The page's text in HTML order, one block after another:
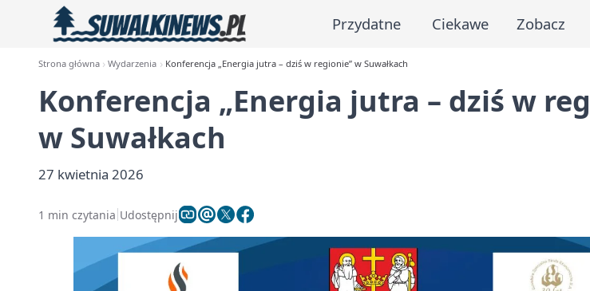
Przydatne Ciekawe Zobacz
Strona główna Wydarzenia Konferencja „Energia jutra – dziś w regionie” w Suwałkach
Konferencja „Energia jutra – dziś w
w Suwałkach
27 kwietnia 2026
1 min czytania Udostępnij